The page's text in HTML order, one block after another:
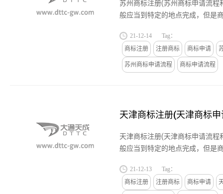
苏州商标注册(苏州商标申请流程
般应当到特定的地点完成，但是
商标，这是一种违反相关规定...
21-12-14
Tag：
商标注册
注册商标 商标申请
苏州商标申请流程 商标申请流程
天津商标注册(天津商标
天津商标注册(天津商标申请流程
般应当到特定的地点完成，但是
商标，这是一种违反相关规定...
21-12-13
Tag：
商标注册
注册商标 商标申请